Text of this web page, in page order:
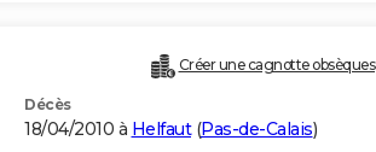
Créer une cagnotte obsèques
Décès
18/04/2010 à Helfaut(Pas-de-Calais)